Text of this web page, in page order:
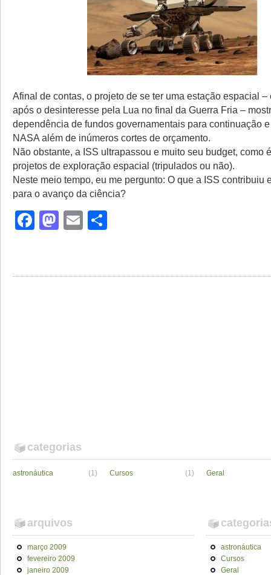
Afinal de contas, o projeto de se ter uma estação espacial
após o desinteresse pela Lua no final da Guerra Fria –
dependência de fundos governamentais para continuação
NASA além de inúmeros cortes de orçamento.
Não obstante, a ISS ultrapassou e muito seu budget, como
projetos de exploração espacial (tripulados ou não).
Neste meio tempo, eu me pergunto: O que a ISS contribuiu
para o avanço da ciência?
Facebook
Mastodon
Email
categorias
astronáutica (1) Cursos (1) Geral
arquivos
março 2009
fevereiro 2009
janeiro 2009
astronáutica
Cursos
Geral